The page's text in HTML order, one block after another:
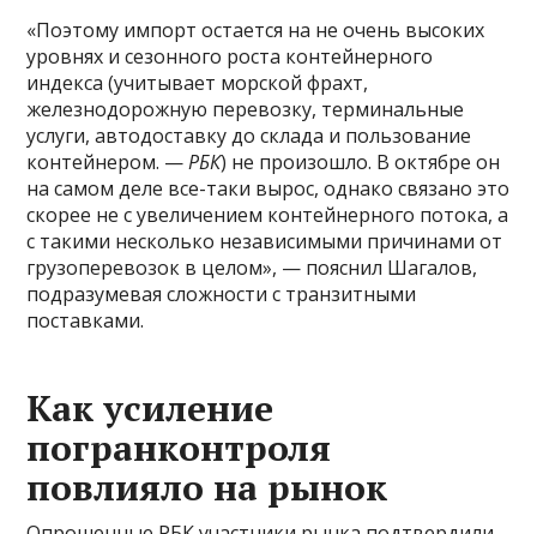
«Поэтому импорт остается на не очень высоких
уровнях и сезонного роста контейнерного
индекса (учитывает морской фрахт,
железнодорожную перевозку, терминальные
услуги, автодоставку до склада и пользование
контейнером. —РБК) не произошло. В октябре он
на самом деле все-таки вырос, однако связано это
скорее не с увеличением контейнерного потока, а
с такими несколько независимыми причинами от
грузоперевозок в целом», — пояснил Шагалов,
подразумевая сложности с транзитными
поставками.
Как усиление
погранконтроля
повлияло на рынок